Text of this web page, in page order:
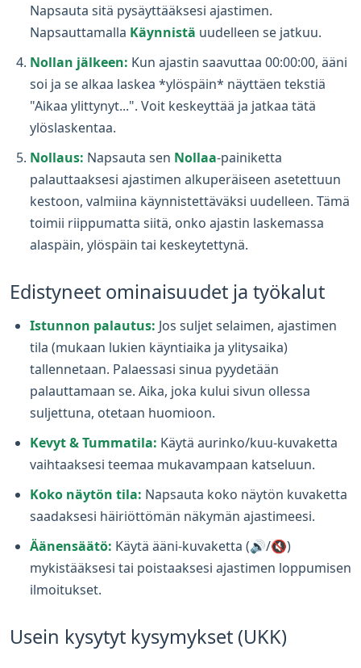
Napsauta sitä pysäyttääksesi ajastimen.
Napsauttamalla Käynnistä uudelleen se jatkuu.
Nollan jälkeen: Kun ajastin saavuttaa 00:00:00, ääni
soi ja se alkaa laskea *ylöspäin* näyttäen tekstiä
"Aikaa ylittynyt...". Voit keskeyttää ja jatkaa tätä
ylöslaskentaa.
Nollaus: Napsauta sen Nollaa-painiketta
palauttaaksesi ajastimen alkuperäiseen asetettuun
kestoon, valmiina käynnistettäväksi uudelleen. Tämä
toimii riippumatta siitä, onko ajastin laskemassa
alaspäin, ylöspäin tai keskeytettynä.
Edistyneet ominaisuudet ja työkalut
Istunnon palautus: Jos suljet selaimen, ajastimen
tila (mukaan lukien käyntiaika ja ylitysaika)
tallennetaan. Palaessasi sinua pyydetään
palauttamaan se. Aika, joka kului sivun ollessa
suljettuna, otetaan huomioon.
Kevyt & Tummatila: Käytä aurinko/kuu-kuvaketta
vaihtaaksesi teemaa mukavampaan katseluun.
Koko näytön tila: Napsauta koko näytön kuvaketta
saadaksesi häiriöttömän näkymän ajastimeesi.
Äänensäätö: Käytä ääni-kuvaketta (🔊/🔇)
mykistääksesi tai poistaaksesi ajastimen loppumisen
ilmoitukset.
Usein kysytyt kysymykset (UKK)